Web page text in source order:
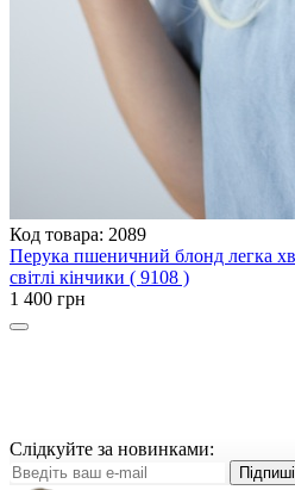
Код товара: 2089
Перука пшеничний блонд легка
світлі кінчики ( 9108 )
1 400 грн
Слідкуйте за новинками: